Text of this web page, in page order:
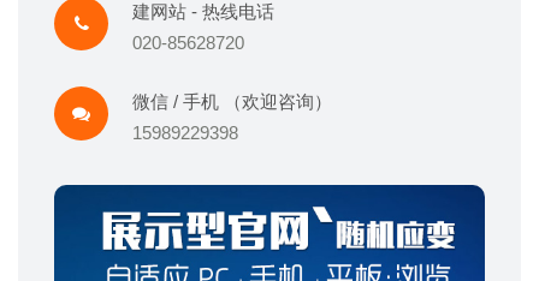
建网站 - 热线电话
020-85628720
微信 / 手机 （欢迎咨询）
15989229398